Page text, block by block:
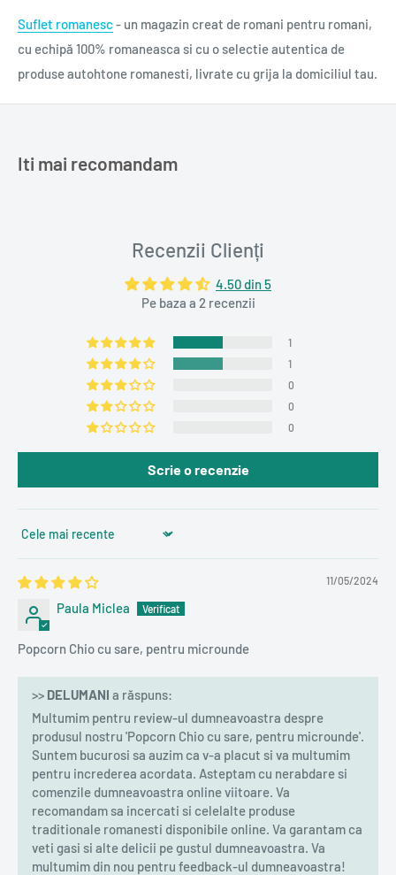
Suflet romanesc- un magazin creat de romani pentru romani,
cu echipă 100% romaneasca si cu o selectie autentica de
produse autohtone romanesti, livrate cu grija la domiciliul tau.
Iti mai recomandam
Recenzii Clienți
4.50 din 5
Pe baza a 2 recenzii
1
1
0
0
0
Scrie o recenzie
Sort by
11/05/2024
Paula Miclea
Popcorn Chio cu sare, pentru microunde
>> DELUMANI a răspuns:
Multumim pentru review-ul dumneavoastra despre
produsul nostru 'Popcorn Chio cu sare, pentru microunde'.
Suntem bucurosi sa auzim ca v-a placut si va multumim
pentru increderea acordata. Asteptam cu nerabdare si
comenzile dumneavoastra online viitoare. Va
recomandam sa incercati si celelalte produse
traditionale romanesti disponibile online. Va garantam ca
veti gasi si alte delicii pe gustul dumneavoastra. Va
multumim din nou pentru feedback-ul dumneavoastra!